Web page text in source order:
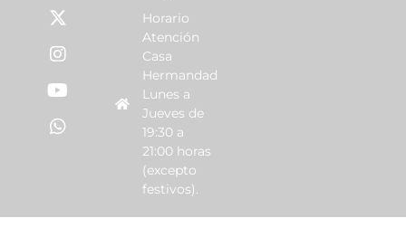
Horario
Atención
Casa
Hermandad
Lunes a
Jueves de
19:30 a
21:00 horas
(excepto
festivos).